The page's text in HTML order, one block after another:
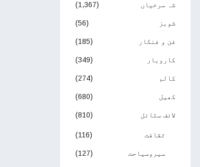
شہ سرخیاں (1,367)
شوبز (56)
فن و فنکار (185)
کاروبار (349)
کالم (274)
کھیل (680)
لائف سٹائل (810)
ثقافت (116)
سیروسیاحت (127)